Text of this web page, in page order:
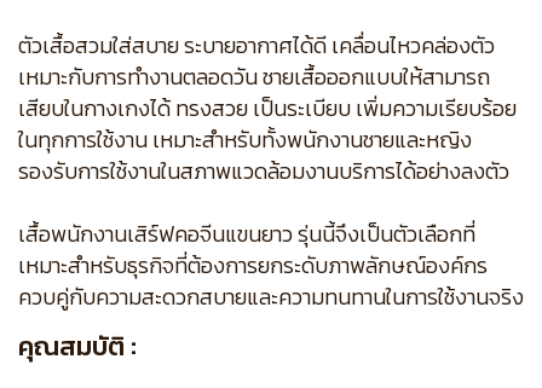
ตัวเสื้อสวมใส่สบาย ระบายอากาศได้ดี เคลื่อนไหวคล่องตัว
เหมาะกับการทำงานตลอดวัน ชายเสื้อออกแบบให้สามารถ
เสียบในกางเกงได้ ทรงสวย เป็นระเบียบ เพิ่มความเรียบร้อย
ในทุกการใช้งาน เหมาะสำหรับทั้งพนักงานชายและหญิง
รองรับการใช้งานในสภาพแวดล้อมงานบริการได้อย่างลงตัว
เสื้อพนักงานเสิร์ฟคอจีนแขนยาว รุ่นนี้จึงเป็นตัวเลือกที่
เหมาะสำหรับธุรกิจที่ต้องการยกระดับภาพลักษณ์องค์กร
ควบคู่กับความสะดวกสบายและความทนทานในการใช้งานจริง
คุณสมบัติ :